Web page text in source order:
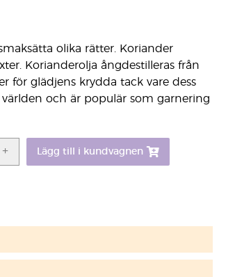
olika rätter. Koriander
Korianderolja ångdestilleras från
för glädjens krydda tack vare dess
och är populär som garnering
Lägg till i kundvagnen